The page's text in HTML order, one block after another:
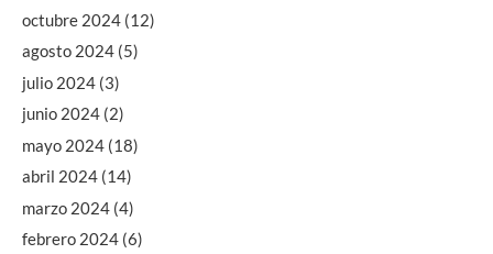
octubre 2024 (12)
agosto 2024 (5)
julio 2024 (3)
junio 2024 (2)
mayo 2024 (18)
abril 2024 (14)
marzo 2024 (4)
febrero 2024 (6)